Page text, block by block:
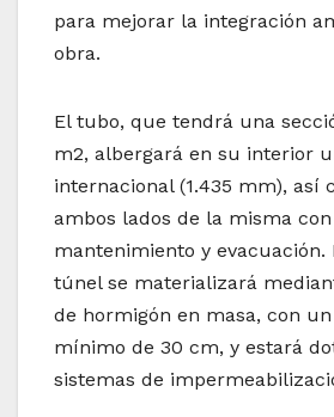
para mejorar la integración
obra.
El tubo, que tendrá una
m2, albergará en su interior
internacional (1.435 mm), así
ambos lados de la misma
mantenimiento y evacuación.
túnel se materializará
de hormigón en masa, con
mínimo de 30 cm, y estará
sistemas de